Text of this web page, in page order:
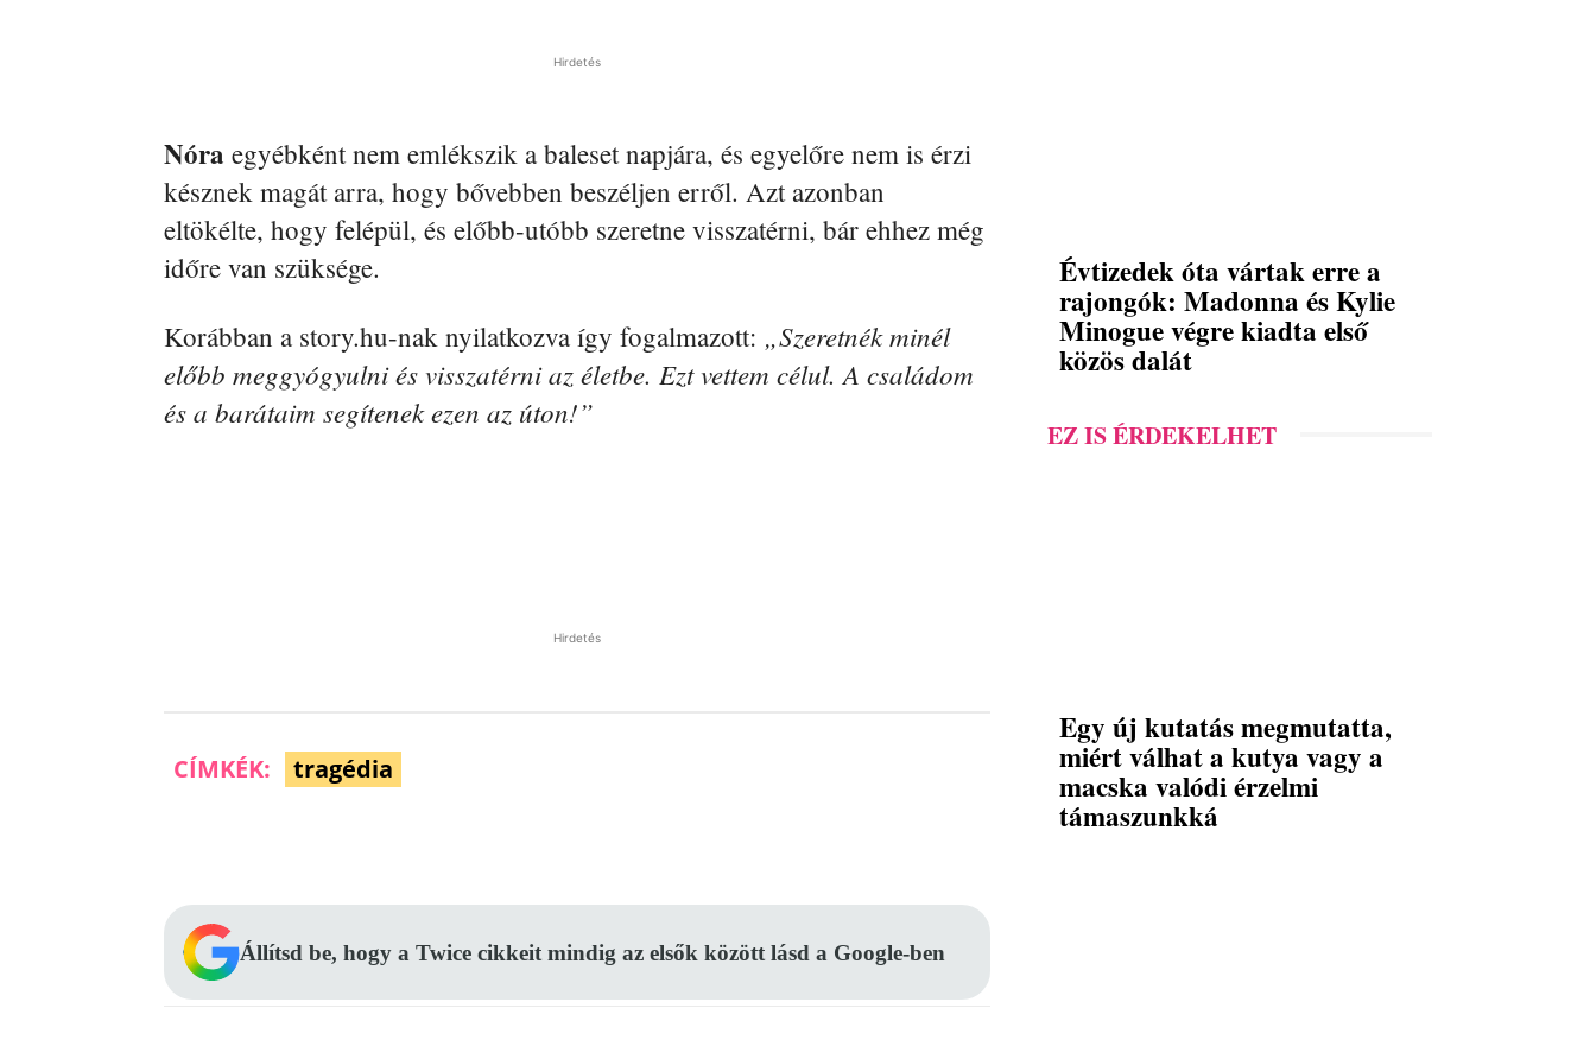
Hirdetés
Nóra egyébként nem emlékszik a baleset napjára, és egyelőre nem is érzi
késznek magát arra, hogy bővebben beszéljen erről. Azt azonban
eltökélte, hogy felépül, és előbb-utóbb szeretne visszatérni, bár ehhez még
időre van szüksége.
Korábban a story.hu-nak nyilatkozva így fogalmazott: „Szeretnék minél
előbb meggyógyulni és visszatérni az életbe. Ezt vettem célul. A családom
és a barátaim segítenek ezen az úton!”
Hirdetés
CÍMKÉK: tragédia
Állítsd be, hogy a Twice cikkeit mindig az elsők között lásd a Google-ben
Évtizedek óta vártak erre a
rajongók: Madonna és Kylie
Minogue végre kiadta első
közös dalát
EZ IS ÉRDEKELHET
Egy új kutatás megmutatta,
miért válhat a kutya vagy a
macska valódi érzelmi
támaszunkká